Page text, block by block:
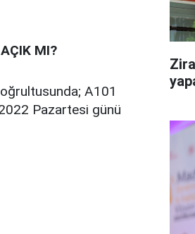
MI?
A101
Pazartesi günü